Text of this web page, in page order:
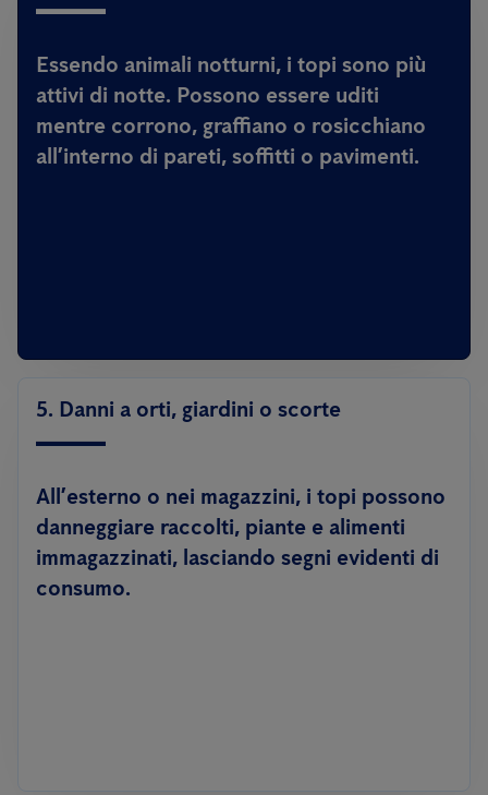
Essendo animali notturni, i topi sono più
attivi di notte. Possono essere uditi
mentre corrono, graffiano o rosicchiano
all’interno di pareti, soffitti o pavimenti.
5. Danni a orti, giardini o scorte
All’esterno o nei magazzini, i topi possono
danneggiare raccolti, piante e alimenti
immagazzinati, lasciando segni evidenti di
consumo.